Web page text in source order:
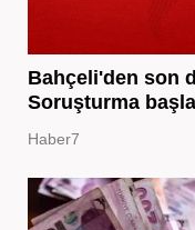
Bahçeli'den son
Soruşturma
Haber7